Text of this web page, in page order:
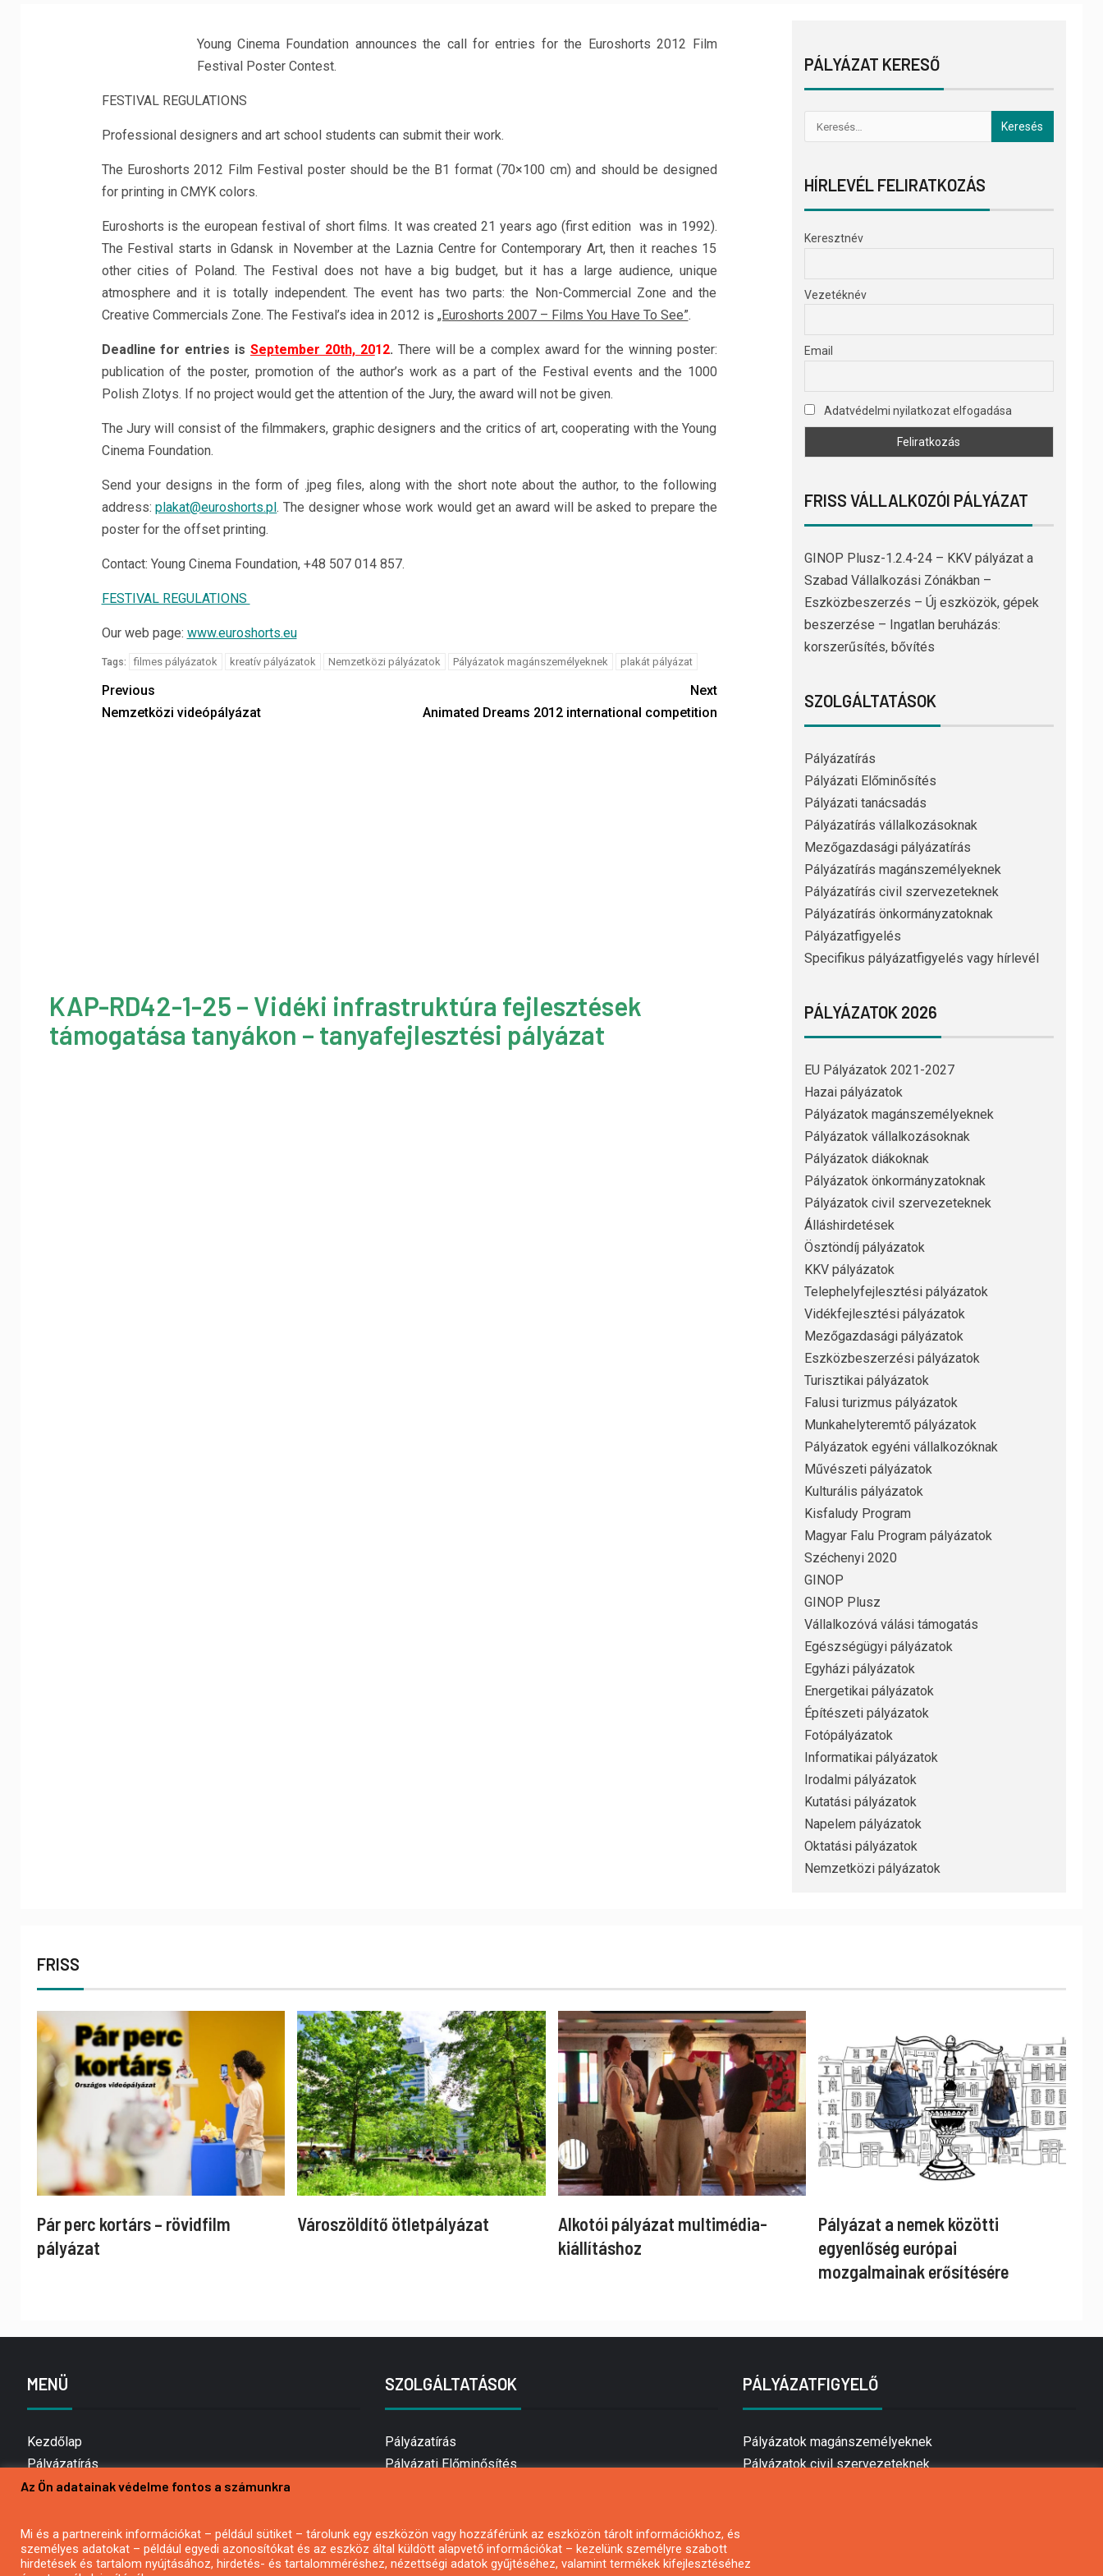
Young Cinema Foundation announces the call for entries for the Euroshorts 2012 Film
Festival Poster Contest.
FESTIVAL REGULATIONS
Professional designers and art school students can submit their work.
The Euroshorts 2012 Film Festival poster should be the B1 format (70×100 cm) and should be designed
for printing in CMYK colors.
Euroshorts is the european festival of short films. It was created 21 years ago (first edition was in 1992).
The Festival starts in Gdansk in November at the Laznia Centre for Contemporary Art, then it reaches 15
other cities of Poland. The Festival does not have a big budget, but it has a large audience, unique
atmosphere and it is totally independent. The event has two parts: the Non-Commercial Zone and the
Creative Commercials Zone. The Festival’s idea in 2012 is „Euroshorts 2007 – Films You Have To See”.
Deadline for entries is September 20th, 2012. There will be a complex award for the winning poster:
publication of the poster, promotion of the author’s work as a part of the Festival events and the 1000
Polish Zlotys. If no project would get the attention of the Jury, the award will not be given.
The Jury will consist of the filmmakers, graphic designers and the critics of art, cooperating with the Young
Cinema Foundation.
Send your designs in the form of .jpeg files, along with the short note about the author, to the following
address:plakat@euroshorts.pl. The designer whose work would get an award will be asked to prepare the
poster for the offset printing.
Contact: Young Cinema Foundation, +48 507 014 857.
FESTIVAL REGULATIONS
Our web page: www.euroshorts.eu
Tags: filmes pályázatok kreatív pályázatok Nemzetközi pályázatok Pályázatok magánszemélyeknek plakát pályázat
Previous
Nemzetközi videópályázat
Next
Animated Dreams 2012 international competition
KAP-RD42-1-25 – Vidéki infrastruktúra fejlesztések
támogatása tanyákon – tanyafejlesztési pályázat
PÁLYÁZAT KERESŐ
HÍRLEVÉL FELIRATKOZÁS
Keresztnév
Vezetéknév
Email
Adatvédelmi nyilatkozat elfogadása
FRISS VÁLLALKOZÓI PÁLYÁZAT
GINOP Plusz-1.2.4-24 – KKV pályázat a
Szabad Vállalkozási Zónákban –
Eszközbeszerzés – Új eszközök, gépek
beszerzése – Ingatlan beruházás:
korszerűsítés, bővítés
SZOLGÁLTATÁSOK
Pályázatírás
Pályázati Előminősítés
Pályázati tanácsadás
Pályázatírás vállalkozásoknak
Mezőgazdasági pályázatírás
Pályázatírás magánszemélyeknek
Pályázatírás civil szervezeteknek
Pályázatírás önkormányzatoknak
Pályázatfigyelés
Specifikus pályázatfigyelés vagy hírlevél
PÁLYÁZATOK 2026
EU Pályázatok 2021-2027
Hazai pályázatok
Pályázatok magánszemélyeknek
Pályázatok vállalkozásoknak
Pályázatok diákoknak
Pályázatok önkormányzatoknak
Pályázatok civil szervezeteknek
Álláshirdetések
Ösztöndíj pályázatok
KKV pályázatok
Telephelyfejlesztési pályázatok
Vidékfejlesztési pályázatok
Mezőgazdasági pályázatok
Eszközbeszerzési pályázatok
Turisztikai pályázatok
Falusi turizmus pályázatok
Munkahelyteremtő pályázatok
Pályázatok egyéni vállalkozóknak
Művészeti pályázatok
Kulturális pályázatok
Kisfaludy Program
Magyar Falu Program pályázatok
Széchenyi 2020
GINOP
GINOP Plusz
Vállalkozóvá válási támogatás
Egészségügyi pályázatok
Egyházi pályázatok
Energetikai pályázatok
Építészeti pályázatok
Fotópályázatok
Informatikai pályázatok
Irodalmi pályázatok
Kutatási pályázatok
Napelem pályázatok
Oktatási pályázatok
Nemzetközi pályázatok
FRISS
Pár perc kortárs – rövidfilm
pályázat
Városzöldítő ötletpályázat
Alkotói pályázat multimédia-
kiállításhoz
Pályázat a nemek közötti
egyenlőség európai
mozgalmainak erősítésére
MENÜ
Kezdőlap
Pályázatírás
Bemutatkozás
Hírlevél feliratkozás
Impresszum
SZOLGÁLTATÁSOK
Pályázatírás
Pályázati Előminősítés
Mezőgazdasági pályázatírás
Pályázatírás magánszemélyeknek
PÁLYÁZATFIGYELŐ
Pályázatok magánszemélyeknek
Pályázatok civil szervezeteknek
Az Ön adatainak védelme fontos a számunkra
Mi és a partnereink információkat – például sütiket – tárolunk egy eszközön vagy hozzáférünk az eszközön tárolt információkhoz, és
személyes adatokat – például egyedi azonosítókat és az eszköz által küldött alapvető információkat – kezelünk személyre szabott
hirdetések és tartalom nyújtásához, hirdetés- és tartalomméréshez, nézettségi adatok gyűjtéséhez, valamint termékek kifejlesztéséhez